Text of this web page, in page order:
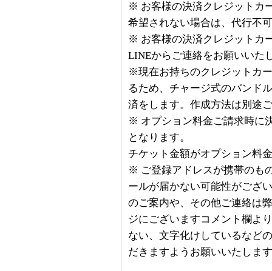
※ お客様の決済クレジットカ
希望されない場合は、代行不
※ お客様の決済クレジットカ
LINEからご連絡をお願いいた
※現在お持ちのクレジットカ
るため、チャージ式のバンド
済をします。作成方法は別途
※ オプション料金ご請求時に
となります。
チケット金額がオプション料
※ ご登録アドレスが携帯のも
ールが届かない可能性がござ
のご案内や、その他ご連絡は
ジにございますコメント欄よ
ない、文字化けしているなど
だきますようお願いいたしま